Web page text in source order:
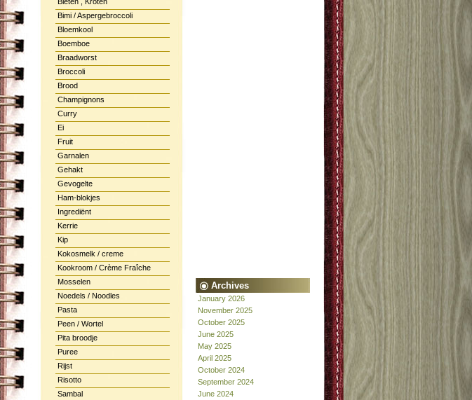
Bimi / Aspergebroccoli
Bloemkool
Boemboe
Braadworst
Broccoli
Brood
Champignons
Curry
Ei
Fruit
Garnalen
Gehakt
Gevogelte
Ham-blokjes
Ingrediënt
Kerrie
Kip
Kokosmelk / creme
Kookroom / Crème Fraîche
Mosselen
Noedels / Noodles
Pasta
Peen / Wortel
Pita broodje
Puree
Rijst
Risotto
Sambal
Archives
January 2026
November 2025
October 2025
June 2025
May 2025
April 2025
October 2024
September 2024
June 2024